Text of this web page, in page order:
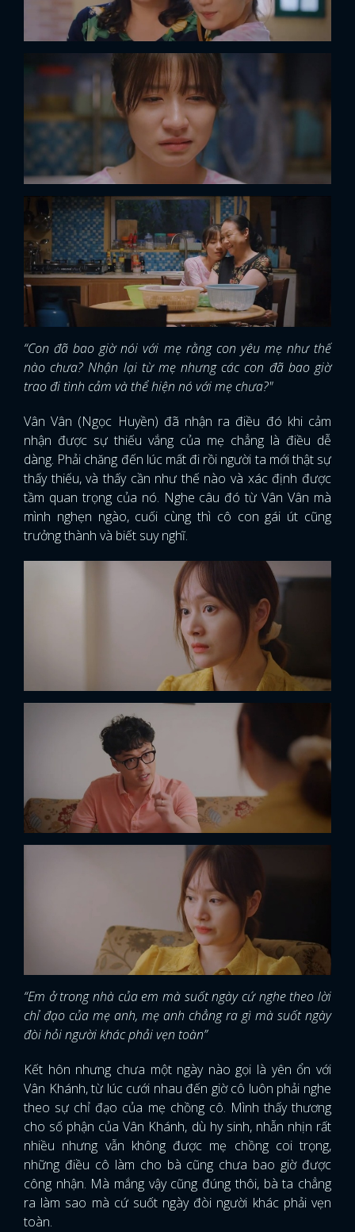
“Con đã bao giờ nói với mẹ rằng con yêu mẹ như thế
nào chưa? Nhận lại từ mẹ nhưng các con đã bao giờ
trao đi tình cảm và thể hiện nó với mẹ chưa?"
Vân Vân (Ngọc Huyền) đã nhận ra điều đó khi cảm
nhận được sự thiếu vắng của mẹ chẳng là điều dễ
dàng. Phải chăng đến lúc mất đi rồi người ta mới thật sự
thấy thiếu, và thấy cần như thế nào và xác định được
tầm quan trọng của nó. Nghe câu đó từ Vân Vân mà
mình nghẹn ngào, cuối cùng thì cô con gái út cũng
trưởng thành và biết suy nghĩ.
“Em ở trong nhà của em mà suốt ngày cứ nghe theo lời
chỉ đạo của mẹ anh, mẹ anh chẳng ra gì mà suốt ngày
đòi hỏi người khác phải vẹn toàn”
Kết hôn nhưng chưa một ngày nào gọi là yên ổn với
Vân Khánh, từ lúc cưới nhau đến giờ cô luôn phải nghe
theo sự chỉ đạo của mẹ chồng cô. Mình thấy thương
cho số phận của Vân Khánh, dù hy sinh, nhẫn nhịn rất
nhiều nhưng vẫn không được mẹ chồng coi trọng,
những điều cô làm cho bà cũng chưa bao giờ được
công nhận. Mà mắng vậy cũng đúng thôi, bà ta chẳng
ra làm sao mà cứ suốt ngày đòi người khác phải vẹn
toàn.